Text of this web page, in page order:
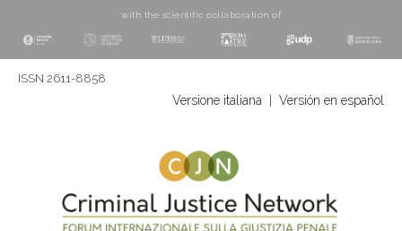
with the scientific collaboration of
ISSN 2611-8858
Versione italiana Versión en español